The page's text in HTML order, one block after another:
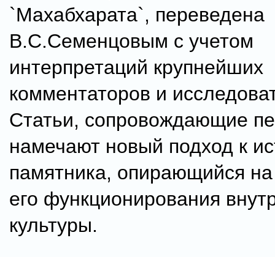
`Махабхарата`, переведена
В.С.Семенцовым с учетом
интерпретаций крупнейших
комментаторов и
Статьи, сопровождающие
намечают новый подход к
памятника, опирающийся
его функционирования
культуры.